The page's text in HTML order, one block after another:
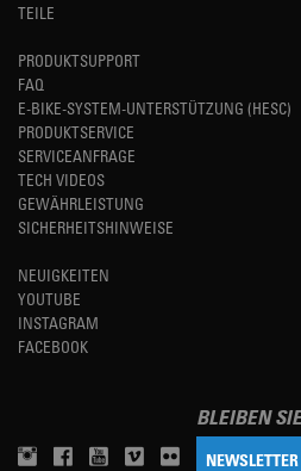
TEILE
PRODUKTSUPPORT
FAQ
E-BIKE-SYSTEM-UNTERSTÜTZUNG (HESC)
PRODUKTSERVICE
SERVICEANFRAGE
TECH VIDEOS
GEWÄHRLEISTUNG
SICHERHEITSHINWEISE
NEUIGKEITEN
YOUTUBE
INSTAGRAM
FACEBOOK
BLEIBEN